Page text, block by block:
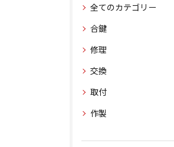
全てのカテゴリー
合鍵
修理
交換
取付
作製